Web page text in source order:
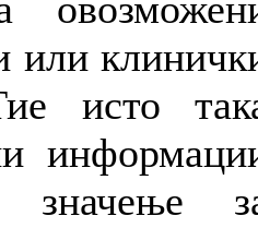
или
исто
значење